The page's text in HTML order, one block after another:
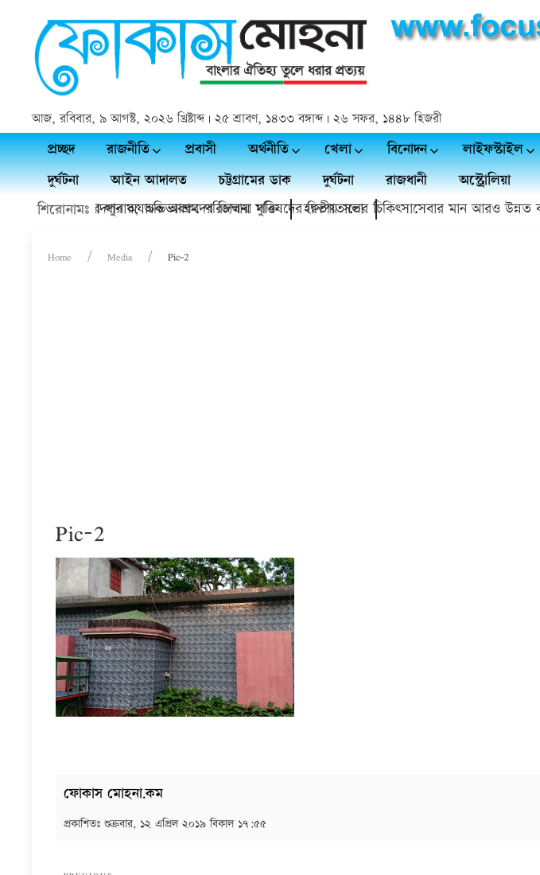
আজ, রবিবার, ৯ আগস্ট, ২০২৬ খ্রিষ্টাব্দ | ২৫ শ্রাবণ, ১৪৩৩ বঙ্গাব্দ | ২৬ সফর, ১৪৪৮ হিজরী
প্রচ্ছদ রাজনীতি প্রবাসী অর্থনীতি খেলা বিনোদন লাইফস্টাইল
দুর্ঘটনা
আইন আদালত চট্টগ্রামের ডাক দুর্ঘটনা রাজধানী অস্ট্রোলিয়া
শিরোনামঃ
৪ কিশোর থানায়; অভিভাবকদের জিম্মায় মুক্তি হাসপাতালের চিকিৎসাসেবার মান আরও উন্নত
চাঁদপুর অযাচক আশ্রম পরিচালনা পরিষদের দ্বিতীয় সভা
Home Media Pic-2
Pic-2
ফোকাস মোহনা.কম
প্রকাশিতঃ শুক্রবার, ১২ এপ্রিল ২০১৯ বিকাল ১৭:৫৫